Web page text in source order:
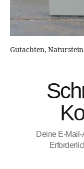
Gutachten, Naturstein
Deine E-Mail-